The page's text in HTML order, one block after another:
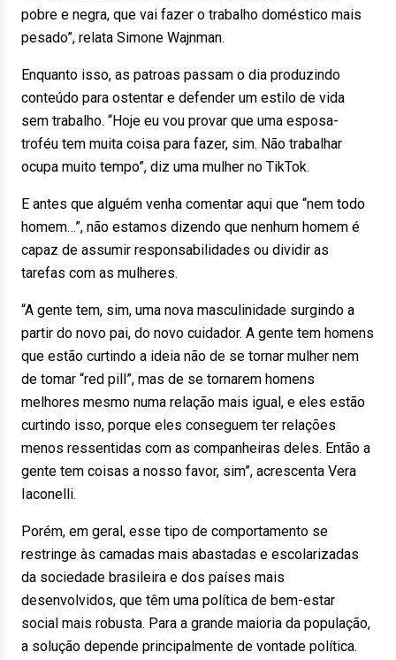
pobre e negra, que vai fazer o trabalho doméstico mais
pesado”, relata Simone Wajnman.
Enquanto isso, as patroas passam o dia produzindo
conteúdo para ostentar e defender um estilo de vida
sem trabalho. “Hoje eu vou provar que uma esposa-
troféu tem muita coisa para fazer, sim. Não trabalhar
ocupa muito tempo”, diz uma mulher no TikTok.
E antes que alguém venha comentar aqui que “nem todo
homem…”, não estamos dizendo que nenhum homem é
capaz de assumir responsabilidades ou dividir as
tarefas com as mulheres.
“A gente tem, sim, uma nova masculinidade surgindo a
partir do novo pai, do novo cuidador. A gente tem homens
que estão curtindo a ideia não de se tornar mulher nem
de tomar “red pill”, mas de se tornarem homens
melhores mesmo numa relação mais igual, e eles estão
curtindo isso, porque eles conseguem ter relações
menos ressentidas com as companheiras deles. Então a
gente tem coisas a nosso favor, sim”, acrescenta Vera
Iaconelli.
Porém, em geral, esse tipo de comportamento se
restringe às camadas mais abastadas e escolarizadas
da sociedade brasileira e dos países mais
desenvolvidos, que têm uma política de bem-estar
social mais robusta. Para a grande maioria da população,
a solução depende principalmente de vontade política.